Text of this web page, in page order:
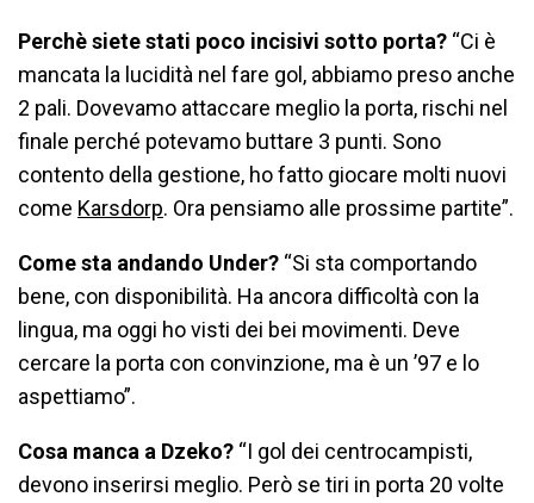
Perchè siete stati poco incisivi sotto porta? “Ci è
mancata la lucidità nel fare gol, abbiamo preso anche
2 pali. Dovevamo attaccare meglio la porta, rischi nel
finale perché potevamo buttare 3 punti. Sono
contento della gestione, ho fatto giocare molti nuovi
come Karsdorp. Ora pensiamo alle prossime partite”.
Come sta andando Under? “Si sta comportando
bene, con disponibilità. Ha ancora difficoltà con la
lingua, ma oggi ho visti dei bei movimenti. Deve
cercare la porta con convinzione, ma è un ’97 e lo
aspettiamo”.
Cosa manca a Dzeko? “I gol dei centrocampisti,
devono inserirsi meglio. Però se tiri in porta 20 volte